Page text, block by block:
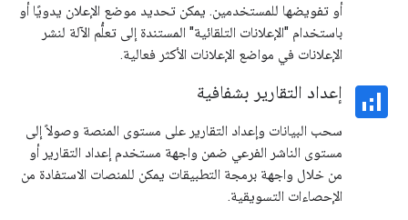
أو تفويضها للمستخدمين. يمكن تحديد موضع الإعلان يدويًا أو
باستخدام "الإعلانات التلقائية" المستندة إلى تعلُّم الآلة لنشر
الإعلانات في مواضع الإعلانات الأكثر فعالية.
analytics إعداد التقارير بشفافية
سحب البيانات وإعداد التقارير على مستوى المنصة وصولاً إلى
مستوى الناشر الفرعي ضمن واجهة مستخدم إعداد التقارير أو
من خلال واجهة برمجة التطبيقات يمكن للمنصات الاستفادة من
الإحصاءات التسويقية.